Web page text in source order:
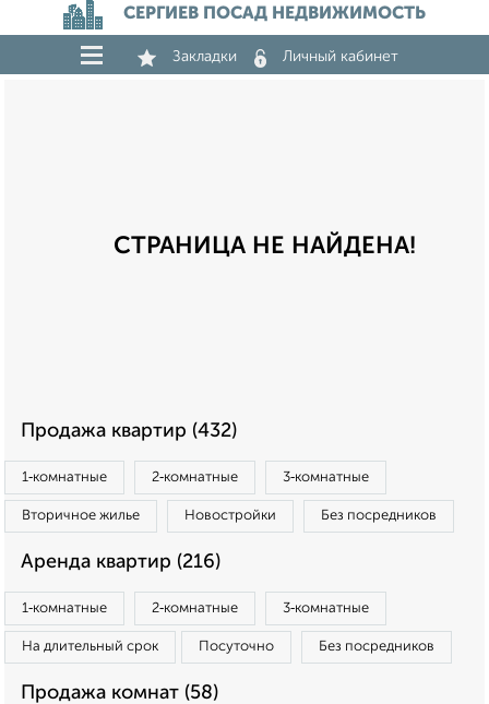
СЕРГИЕВ ПОСАД НЕДВИЖИМОСТЬ
Закладки Личный кабинет
СТРАНИЦА НЕ НАЙДЕНА!
Продажа квартир (432)
1‑комнатные 2‑комнатные 3‑комнатные
Вторичное жилье Новостройки Без посредников
Аренда квартир (216)
1‑комнатные 2‑комнатные 3‑комнатные
На длительный срок Посуточно Без посредников
Продажа комнат (58)